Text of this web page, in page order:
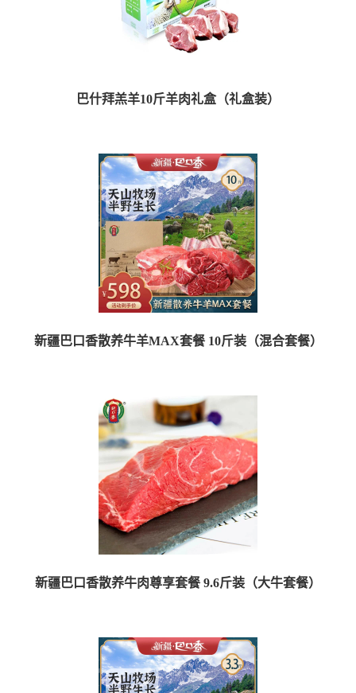
巴什拜羔羊10斤羊肉礼盒（礼盒装）
新疆巴口香散养牛羊MAX套餐 10斤装（混合套餐）
新疆巴口香散养牛肉尊享套餐 9.6斤装（大牛套餐）